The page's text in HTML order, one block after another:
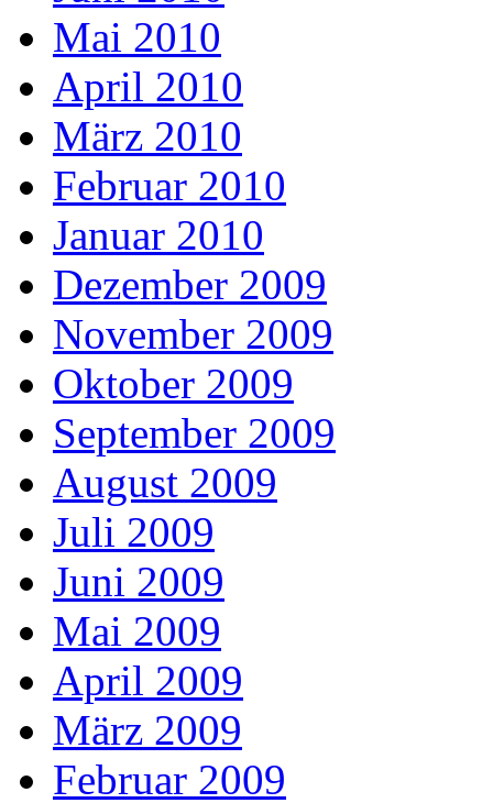
Mai 2010
April 2010
März 2010
Februar 2010
Januar 2010
Dezember 2009
November 2009
Oktober 2009
September 2009
August 2009
Juli 2009
Juni 2009
Mai 2009
April 2009
März 2009
Februar 2009